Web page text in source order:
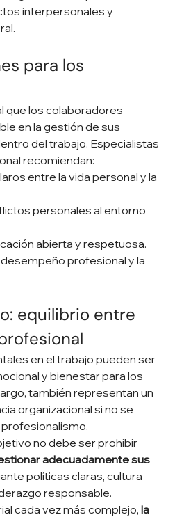
interpersonales y
para los
que los colaboradores
en la gestión de sus
del trabajo. Especialistas
recomiendan:
entre la vida personal y la
personales al entorno
abierta y respetuosa.
profesional y la
equilibrio entre
en el trabajo pueden ser
y bienestar para los
también representan un
organizacional si no se
no debe ser prohibir
adecuadamente sus
políticas claras, cultura
responsable.
cada vez más complejo, la